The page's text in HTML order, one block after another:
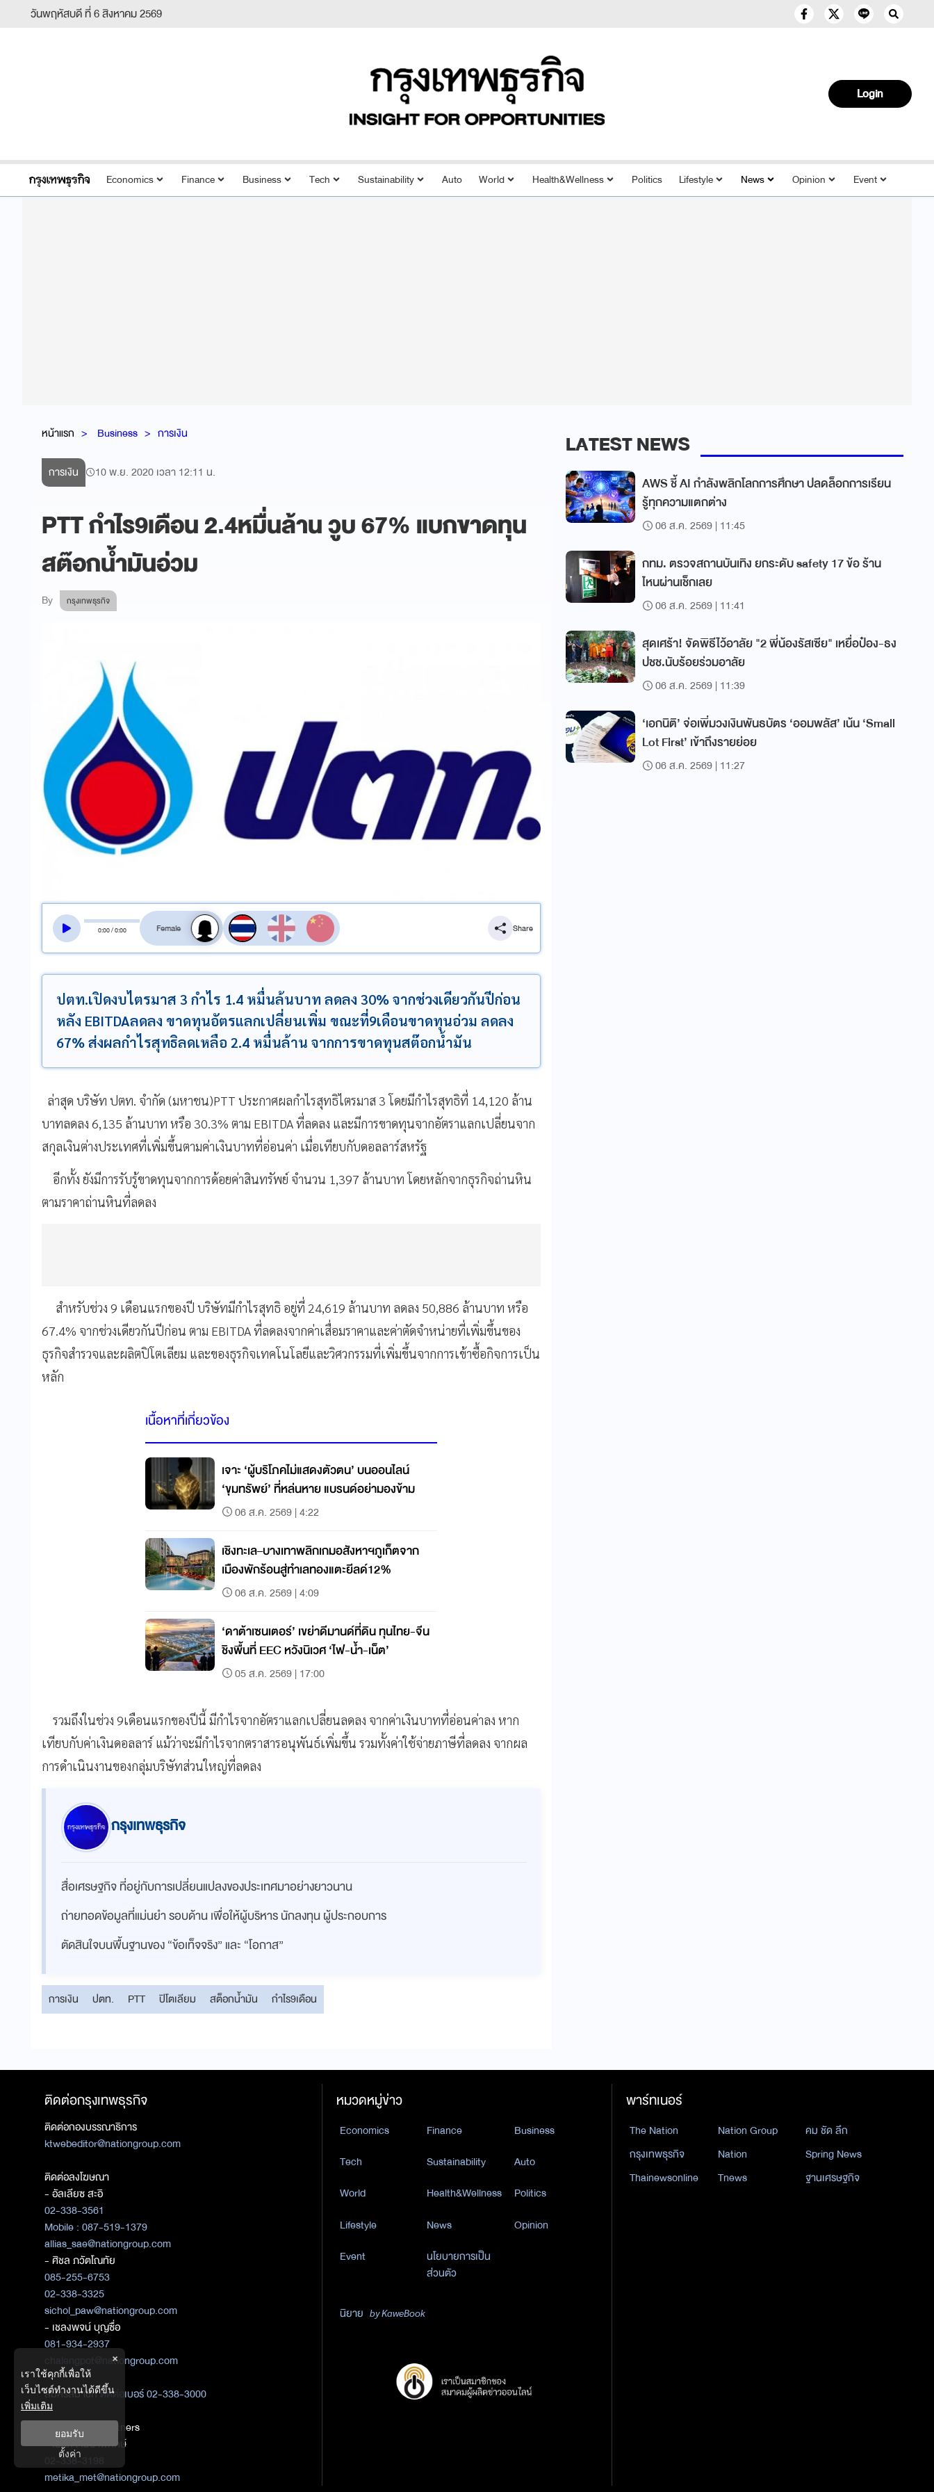
วันพฤหัสบดี ที่ 6 สิงหาคม 2569
Login
Economics Finance Business Tech Sustainability Auto World Health&Wellness Politics Lifestyle News Opinion Event
หน้าแรก Business การเงิน
การเงิน 10 พ.ย. 2020 เวลา 12:11 น.
PTT กำไร9เดือน 2.4หมื่นล้าน วูบ 67% แบกขาดทุน
สต๊อกน้ำมันอ่วม
By กรุงเทพธุรกิจ
0:00/0:00
สลับเสียงอ่าน
Share
ปตท.เปิดงบไตรมาส 3 กำไร 1.4 หมื่นล้นบาท ลดลง 30% จากช่วงเดียวกันปีก่อน
หลัง EBITDAลดลง ขาดทุนอัตรแลกเปลี่ยนเพิ่ม ขณะที่9เดือนขาดทุนอ่วม ลดลง
67% ส่งผลกำไรสุทธิลดเหลือ 2.4 หมื่นล้าน จากการขาดทุนสต๊อกน้ำมัน
ล่าสุด บริษัท ปตท. จํากัด (มหาชน)PTT ประกาศผลกำไรสุทธิไตรมาส 3โดยมีกำไรสุทธิที่ 14,120 ล้าน
บาทลดลง 6,135 ล้านบาท หรือ 30.3% ตาม EBITDAที่ลดลง และมีการขาดทุนจากอัตราแลกเปลี่ยนจาก
สกุลเงินต่างประเทศที่เพิ่มขึ้นตามค่าเงินบาทที่อ่อนค่า เมื่อเทียบกับดอลลาร์สหรัฐ
อีกทั้ง ยังมีการรับรู้ขาดทุนจากการด้อยค่าสินทรัพย์ จำนวน 1,397 ล้านบาท โดยหลักจากธุรกิจถ่านหิน
ตามราคาถ่านหินที่ลดลง
สำหรับช่วง 9 เดือนแรกของปี บริษัทมีกำไรสุทธิ อยู่ที่ 24,619 ล้านบาท ลดลง 50,886 ล้านบาท หรือ
67.4% จากช่วงเดียวกันปีก่อน ตาม EBITDAที่ลดลงจากค่าเสื่อมราคาและค่าตัดจําหน่ายที่เพิ่มขึ้นของ
ธุรกิจสํารวจและผลิตปิโตเลียม และของธุรกิจเทคโนโลยีและวิศวกรรมที่เพิ่มขึ้นจากการเข้าซื้อกิจการเป็น
หลัก
เนื้อหาที่เกี่ยวข้อง
เจาะ ‘ผู้บริโภคไม่แสดงตัวตน’ บนออนไลน์
‘ขุมทรัพย์’ ที่หล่นหาย แบรนด์อย่ามองข้าม
06 ส.ค. 2569 | 4:22
เชิงทะเล–บางเทาพลิกเกมอสังหาฯภูเก็ตจาก
เมืองพักร้อนสู่ทำเลทองแตะยีลด์12%
06 ส.ค. 2569 | 4:09
‘ดาต้าเซนเตอร์’ เขย่าดีมานด์ที่ดิน ทุนไทย-จีน
ชิงพื้นที่ EEC หวังนิเวศ ‘ไฟ-น้ำ-เน็ต’
05 ส.ค. 2569 | 17:00
รวมถึงในช่วง 9เดือนแรกของปีนี้ มีกำไรจากอัตราแลกเปลี่ยนลดลง จากค่าเงินบาทที่อ่อนค่าลง หาก
เทียบกับค่าเงินดอลลาร์ แม้ว่าจะมีกำไรจากตราสารอนุพันธ์เพิ่มขึ้น รวมทั้งค่าใช้จ่ายภาษีที่ลดลง จากผล
การดำเนินงานของกลุ่มบริษัทส่วนใหญ่ที่ลดลง
กรุงเทพธุรกิจ
สื่อเศรษฐกิจ ที่อยู่กับการเปลี่ยนแปลงของประเทศมาอย่างยาวนาน
ถ่ายทอดข้อมูลที่แม่นยำ รอบด้าน เพื่อให้ผู้บริหาร นักลงทุน ผู้ประกอบการ
ตัดสินใจบนพื้นฐานของ “ข้อเท็จจริง” และ “โอกาส”
การเงิน ปตท. PTT ปิโตเลียม สต็อกน้ำมัน กำไร9เดือน
LATEST NEWS
AWS ชี้ AI กำลังพลิกโลกการศึกษา ปลดล็อกการเรียน
รู้ทุกความแตกต่าง
06 ส.ค. 2569 | 11:45
กทม. ตรวจสถานบันเทิง ยกระดับ safety 17 ข้อ ร้าน
ไหนผ่านเช็กเลย
06 ส.ค. 2569 | 11:41
สุดเศร้า! จัดพิธีไว้อาลัย "2 พี่น้องรัสเซีย" เหยื่อป๋อง-ธง
ปชช.นับร้อยร่วมอาลัย
06 ส.ค. 2569 | 11:39
‘เอกนิติ’ จ่อเพิ่มวงเงินพันธบัตร ‘ออมพลัส’ เน้น ‘Small
Lot First’ เข้าถึงรายย่อย
06 ส.ค. 2569 | 11:27
ติดต่อกรุงเทพธุรกิจ
ติดต่อกองบรรณาธิการ
ktwebeditor@nationgroup.com
ติดต่อลงโฆษณา
- อัลเลียซ สะอิ
02-338-3561
Mobile : 087-519-1379
allias_sae@nationgroup.com
- ศิชล ภวัตโณทัย
085-255-6753
02-338-3325
sichol_paw@nationgroup.com
- เชลงพจน์ บุญซื่อ
081-934-2937
chalengpot@nationgroup.com
สมัครสมาชิกติดต่อเบอร์ 02-338-3000
ติดต่อ Media Partners
- เมธิกา เมธาพิทักษ์
02-338-3198
metika_met@nationgroup.com
หมวดหมู่ข่าว
Economics Finance
Business
Tech
Sustainability
Auto
World
Health&Wellness
Politics
Lifestyle
News
Opinion
Event
นโยบายการเป็น
ส่วนตัว
นิยาย by KaweBook
พาร์ทเนอร์
The Nation Nation Group
คม ชัด ลึก
กรุงเทพธุรกิจ
Nation
Spring News
Thainewsonline
Tnews ฐานเศรษฐกิจ
×
เราใช้คุกกี้เพื่อให้
เว็บไซต์ทำงานได้ดีขึ้น
เพิ่มเติม
ยอมรับ
ตั้งค่า